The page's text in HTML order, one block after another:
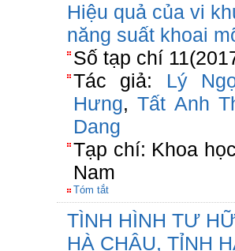
Hiệu quả của vi
năng suất khoai
Số tạp chí
Tác giả: Lý
Hưng,Tất Anh
Dang
Tạp chí: Khoa
Nam
Tóm tắt
TÌNH HÌNH TƯ
HÀ CHÂU, TỈNH